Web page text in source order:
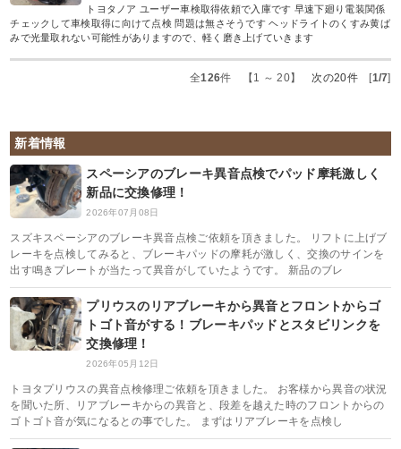
トヨタノア ユーザー車検取得依頼で入庫です 早速下廻り電装関係
チェックして車検取得に向けて点検 問題は無さそうです ヘッドライトのくすみ黄ば
みで光量取れない可能性がありますので、軽く磨き上げていきます
全126件 【1 ～ 20】 次の20件[1/7]
新着情報
スペーシアのブレーキ異音点検でパッド摩耗激しく
新品に交換修理！
2026年07月08日
スズキスペーシアのブレーキ異音点検ご依頼を頂きました。 リフトに上げブ
レーキを点検してみると、ブレーキパッドの摩耗が激しく、交換のサインを
出す鳴きプレートが当たって異音がしていたようです。 新品のブレ
プリウスのリアブレーキから異音とフロントからゴ
トゴト音がする！ブレーキパッドとスタビリンクを
交換修理！
2026年05月12日
トヨタプリウスの異音点検修理ご依頼を頂きました。 お客様から異音の状況
を聞いた所、リアブレーキからの異音と、段差を越えた時のフロントからの
ゴトゴト音が気になるとの事でした。 まずはリアブレーキを点検し